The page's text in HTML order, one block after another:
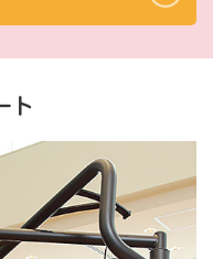
ト